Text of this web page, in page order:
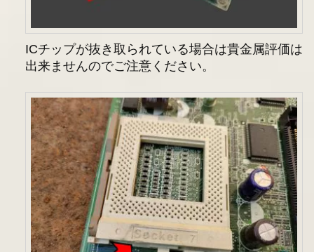
ICチップが抜き取られている場合は貴金属評価は
出来ませんのでご注意ください。